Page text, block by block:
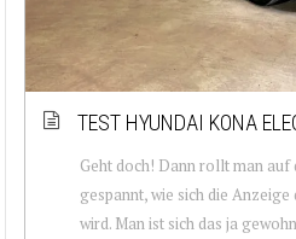
TEST HYUNDAI KONA
Geht doch! Dann rollt man auf
gespannt, wie sich die
wird. Man ist sich das ja